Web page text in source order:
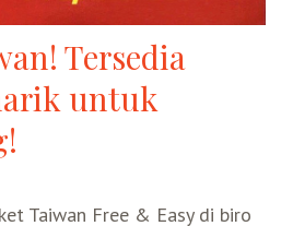
Tersedia
untuk
Taiwan Free & Easy di biro